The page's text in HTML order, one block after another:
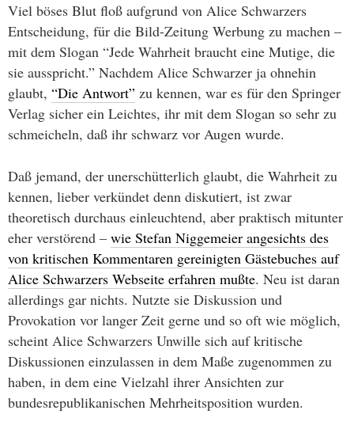
Viel böses Blut floß aufgrund von Alice Schwarzers
Entscheidung, für die Bild-Zeitung Werbung zu machen –
mit dem Slogan “Jede Wahrheit braucht eine Mutige, die
sie ausspricht.” Nachdem Alice Schwarzer ja ohnehin
glaubt, “Die Antwort” zu kennen, war es für den Springer
Verlag sicher ein Leichtes, ihr mit dem Slogan so sehr zu
schmeicheln, daß ihr schwarz vor Augen wurde.
Daß jemand, der unerschütterlich glaubt, die Wahrheit zu
kennen, lieber verkündet denn diskutiert, ist zwar
theoretisch durchaus einleuchtend, aber praktisch mitunter
eher verstörend – wie Stefan Niggemeier angesichts des
von kritischen Kommentaren gereinigten Gästebuches auf
Alice Schwarzers Webseite erfahren mußte. Neu ist daran
allerdings gar nichts. Nutzte sie Diskussion und
Provokation vor langer Zeit gerne und so oft wie möglich,
scheint Alice Schwarzers Unwille sich auf kritische
Diskussionen einzulassen in dem Maße zugenommen zu
haben, in dem eine Vielzahl ihrer Ansichten zur
bundesrepublikanischen Mehrheitsposition wurden.